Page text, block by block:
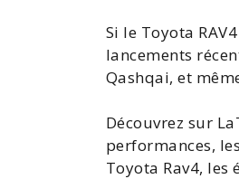
Si le Toyota
lancements
Qashqai, et
Découvrez sur
performances, les
Toyota Rav4, les